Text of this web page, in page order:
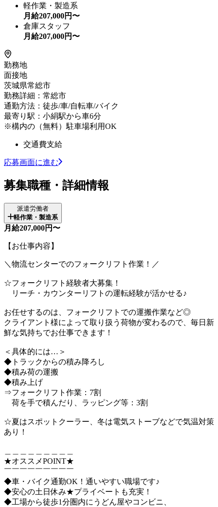
軽作業・製造系
月給207,000円〜
倉庫スタッフ
月給207,000円〜
勤務地
面接地
茨城県常総市
勤務詳細：常総市
通勤方法：徒歩/車/自転車/バイク
最寄り駅：小絹駅から車6分
※構内の（無料）駐車場利用OK
交通費支給
応募画面に進む
募集職種・詳細情報
派遣労働者
軽作業・製造系
月給207,000円〜
【お仕事内容】
＼物流センターでのフォークリフト作業！／
☆フォークリフト経験者大募集！
リーチ・カウンターリフトの運転経験が活かせる♪
お任せするのは、フォークリフトでの運搬作業など◎
クライアント様によって取り扱う荷物が変わるので、毎日新
鮮な気持ちでお仕事できます！
＜具体的には…＞
◆トラックからの積み降ろし
◆積み荷の運搬
◆積み上げ
⇒フォークリフト作業：7割
荷を手で積んだり、ラッピング等：3割
☆夏はスポットクーラー、冬は電気ストーブなどで気温対策
あり！
★オススメPOINT★
￣￣￣￣￣￣￣￣￣
◆車・バイク通勤OK！通いやすい職場です♪
◆安心の土日休み★プライベートも充実！
◆工場から徒歩1分圏内にうどん屋やコンビニ、